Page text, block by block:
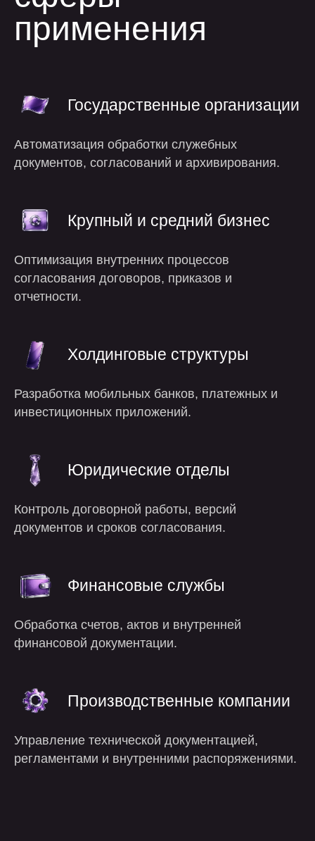
Государственные организации
Автоматизация обработки служебных
документов, согласований и архивирования.
Крупный и средний бизнес
Оптимизация внутренних процессов
согласования договоров, приказов и
отчетности.
Холдинговые структуры
Разработка мобильных банков, платежных и
инвестиционных приложений.
Юридические отделы
Контроль договорной работы, версий
документов и сроков согласования.
Финансовые службы
Обработка счетов, актов и внутренней
финансовой документации.
Производственные компании
Управление технической документацией,
регламентами и внутренними распоряжениями.
преимущества